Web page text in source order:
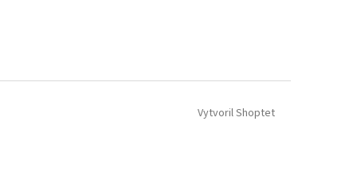
Vytvoril Shoptet